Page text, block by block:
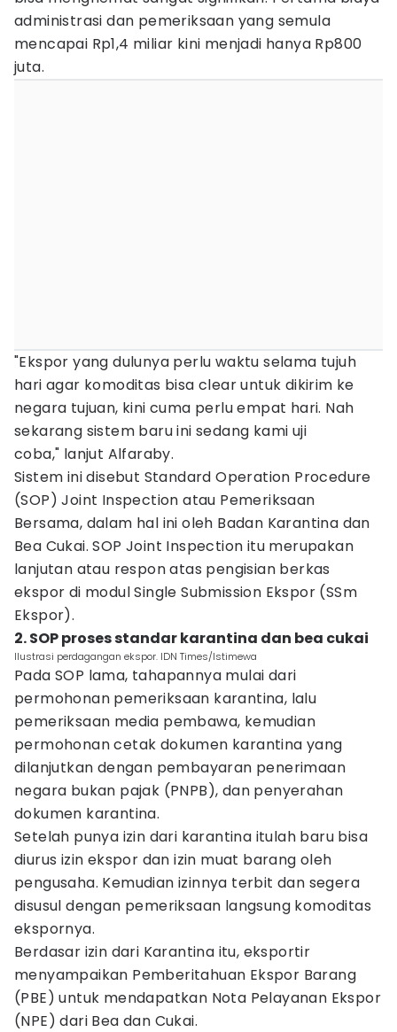
administrasi dan pemeriksaan yang semula
mencapai Rp1,4 miliar kini menjadi hanya Rp800
juta.
"Ekspor yang dulunya perlu waktu selama tujuh
hari agar komoditas bisa clear untuk dikirim ke
negara tujuan, kini cuma perlu empat hari. Nah
sekarang sistem baru ini sedang kami uji
coba," lanjut Alfaraby.
Sistem ini disebut Standard Operation Procedure
(SOP) Joint Inspection atau Pemeriksaan
Bersama, dalam hal ini oleh Badan Karantina dan
Bea Cukai. SOP Joint Inspection itu merupakan
lanjutan atau respon atas pengisian berkas
ekspor di modul Single Submission Ekspor (SSm
Ekspor).
2. SOP proses standar karantina dan bea cukai
Ilustrasi perdagangan ekspor. IDN Times/Istimewa
Pada SOP lama, tahapannya mulai dari
permohonan pemeriksaan karantina, lalu
pemeriksaan media pembawa, kemudian
permohonan cetak dokumen karantina yang
dilanjutkan dengan pembayaran penerimaan
negara bukan pajak (PNPB), dan penyerahan
dokumen karantina.
Setelah punya izin dari karantina itulah baru bisa
diurus izin ekspor dan izin muat barang oleh
pengusaha. Kemudian izinnya terbit dan segera
disusul dengan pemeriksaan langsung komoditas
ekspornya.
Berdasar izin dari Karantina itu, eksportir
menyampaikan Pemberitahuan Ekspor Barang
(PBE) untuk mendapatkan Nota Pelayanan Ekspor
(NPE) dari Bea dan Cukai.